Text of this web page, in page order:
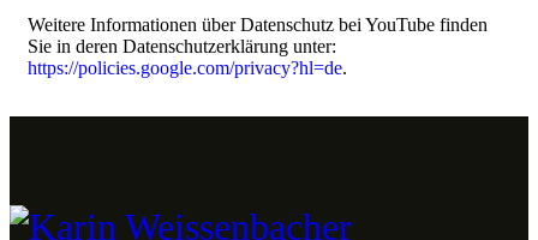
Weitere Informationen über Datenschutz bei YouTube finden
Sie in deren Datenschutzerklärung unter:
https://policies.google.com/privacy?hl=de.